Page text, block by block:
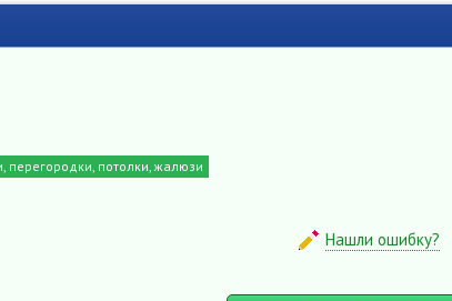
перегородки, потолки, жалюзи
Нашли ошибку?